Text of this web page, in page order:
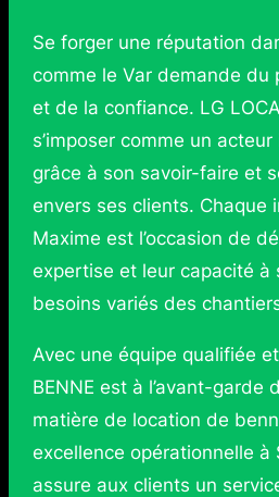
Se forger une réputation
comme le Var demande du
et de la confiance. LG
s’imposer comme un
grâce à son savoir-faire et
envers ses clients. Chaque
Maxime est l’occasion de
expertise et leur capacité à
besoins variés des
Avec une équipe qualifiée
BENNE est à l’avant-garde
matière de location de
excellence opérationnelle à
assure aux clients un